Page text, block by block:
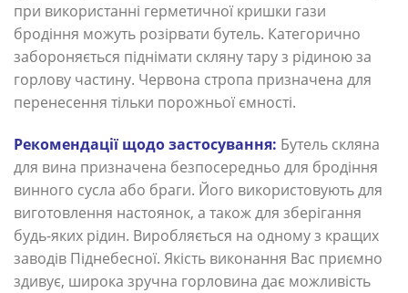
при використанні герметичної кришки гази
бродіння можуть розірвати бутель. Категорично
забороняється піднімати скляну тару з рідиною за
горлову частину. Червона стропа призначена для
перенесення тільки порожньої ємності.
Рекомендації щодо застосування: Бутель скляна
для вина призначена безпосередньо для бродіння
винного сусла або браги. Його використовують для
виготовлення настоянок, а також для зберігання
будь-яких рідин. Виробляється на одному з кращих
заводів Піднебесної. Якість виконання Вас приємно
здивує, широка зручна горловина дає можливість